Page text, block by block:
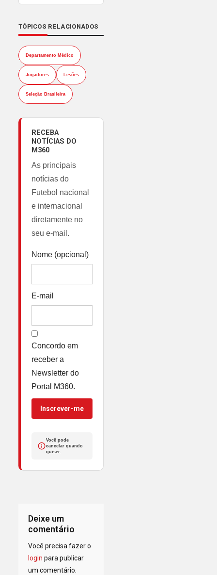
TÓPICOS RELACIONADOS
Departamento Médico
Jogadores Lesões
Seleção Brasileira
RECEBA
NOTÍCIAS DO
M360
As principais
notícias do
Futebol nacional
e internacional
diretamente no
seu e-mail.
Nome (opcional)
E-mail
Concordo em
receber a
Newsletter do
Portal M360.
Inscrever-me
Você pode
cancelar quando
quiser.
Deixe um
comentário
Você precisa fazer o
login para publicar
um comentário.